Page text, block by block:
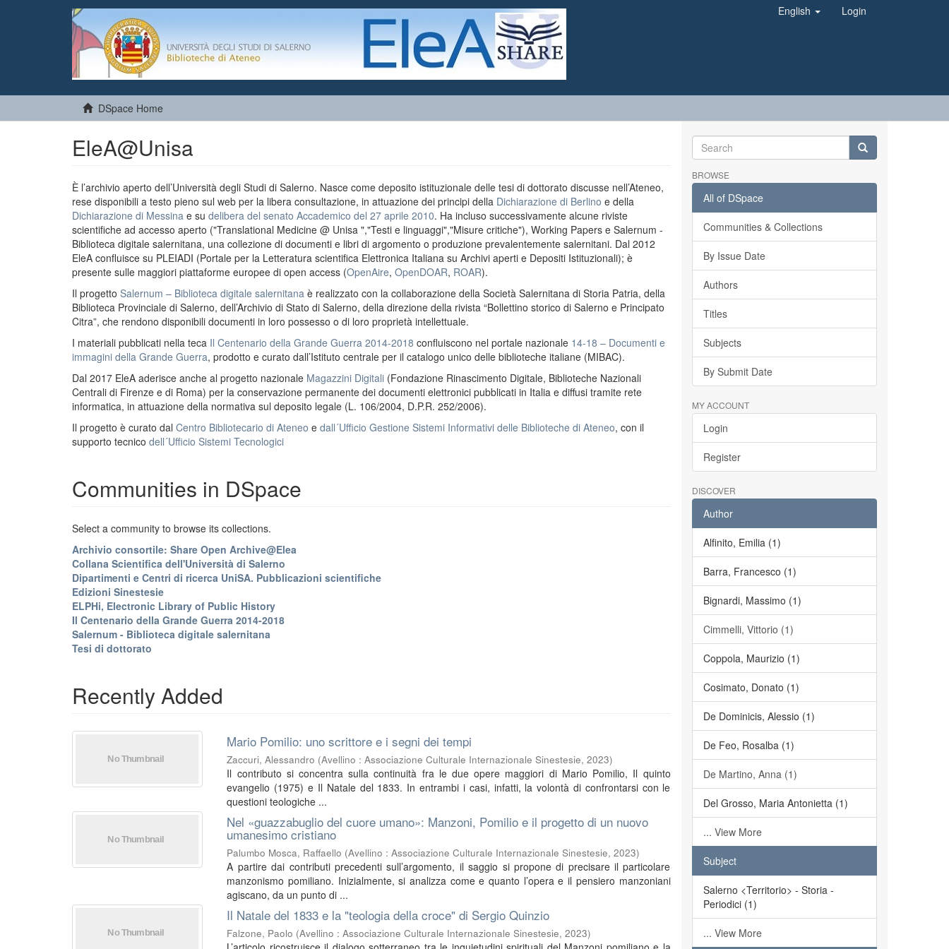
English Login
DSpace Home
EleA@Unisa
È l’archivio aperto dell’Università degli Studi di Salerno. Nasce come deposito istituzionale delle tesi di dottorato discusse nell’Ateneo,
rese disponibili a testo pieno sul web per la libera consultazione, in attuazione dei principi della Dichiarazione di Berlino e della
Dichiarazione di Messina e su delibera del senato Accademico del 27 aprile 2010. Ha incluso successivamente alcune riviste
scientifiche ad accesso aperto ("Translational Medicine @ Unisa ","Testi e linguaggi","Misure critiche"), Working Papers e Salernum -
Biblioteca digitale salernitana, una collezione di documenti e libri di argomento o produzione prevalentemente salernitani. Dal 2012
EleA confluisce su PLEIADI (Portale per la Letteratura scientifica Elettronica Italiana su Archivi aperti e Depositi Istituzionali); è
presente sulle maggiori piattaforme europee di open access (OpenAire, OpenDOAR, ROAR).
Il progetto Salernum – Biblioteca digitale salernitana è realizzato con la collaborazione della Società Salernitana di Storia Patria, della
Biblioteca Provinciale di Salerno, dell’Archivio di Stato di Salerno, della direzione della rivista “Bollettino storico di Salerno e Principato
Citra”, che rendono disponibili documenti in loro possesso o di loro proprietà intellettuale.
I materiali pubblicati nella teca Il Centenario della Grande Guerra 2014-2018 confluiscono nel portale nazionale 14-18 – Documenti e
immagini della Grande Guerra, prodotto e curato dall’Istituto centrale per il catalogo unico delle biblioteche italiane (MIBAC).
Dal 2017 EleA aderisce anche al progetto nazionale Magazzini Digitali (Fondazione Rinascimento Digitale, Biblioteche Nazionali
Centrali di Firenze e di Roma) per la conservazione permanente dei documenti elettronici pubblicati in Italia e diffusi tramite rete
informatica, in attuazione della normativa sul deposito legale (L. 106/2004, D.P.R. 252/2006).
Il progetto è curato dal Centro Bibliotecario di Ateneo e dall´Ufficio Gestione Sistemi Informativi delle Biblioteche di Ateneo, con il
supporto tecnico dell´Ufficio Sistemi Tecnologici
Communities in DSpace
Select a community to browse its collections.
Archivio consortile: Share Open Archive@Elea
Collana Scientifica dell'Università di Salerno
Dipartimenti e Centri di ricerca UniSA. Pubblicazioni scientifiche
Edizioni Sinestesie
ELPHi, Electronic Library of Public History
Il Centenario della Grande Guerra 2014-2018
Salernum - Biblioteca digitale salernitana
Tesi di dottorato
Recently Added
Mario Pomilio: uno scrittore e i segni dei tempi
Zaccuri, Alessandro (Avellino : Associazione Culturale Internazionale Sinestesie,2023)
Il contributo si concentra sulla continuità fra le due opere maggiori di Mario Pomilio, Il quinto
evangelio (1975) e Il Natale del 1833. In entrambi i casi, infatti, la volontà di confrontarsi con le
questioni teologiche ...
Nel «guazzabuglio del cuore umano»: Manzoni, Pomilio e il progetto di un nuovo
umanesimo cristiano
Palumbo Mosca, Raffaello (Avellino : Associazione Culturale Internazionale Sinestesie,2023)
A partire dai contributi precedenti sull’argomento, il saggio si propone di precisare il particolare
manzonismo pomiliano. Inizialmente, si analizza come e quanto l’opera e il pensiero manzoniani
agiscano, da un punto di ...
Il Natale del 1833 e la "teologia della croce" di Sergio Quinzio
Falzone, Paolo (Avellino : Associazione Culturale Internazionale Sinestesie,2023)
BROWSE
All of DSpace
Communities & Collections
By Issue Date
Authors
Titles
Subjects
By Submit Date
MY ACCOUNT
Login
Register
DISCOVER
Author
Alfinito, Emilia (1)
Barra, Francesco (1)
Bignardi, Massimo (1)
Cimmelli, Vittorio (1)
Coppola, Maurizio (1)
Cosimato, Donato (1)
De Dominicis, Alessio (1)
De Feo, Rosalba (1)
De Martino, Anna (1)
Del Grosso, Maria Antonietta (1)
... View More
Subject
Salerno <Territorio> - Storia -
Periodici (1)
... View More